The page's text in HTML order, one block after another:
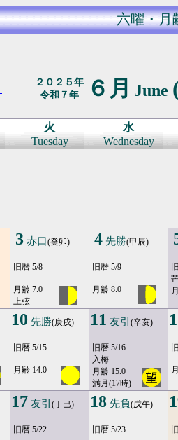
六曜・月
２０２５年
令和７年
６月 June
火
Tuesday
水
Wednesday
3 赤口(癸卯)
旧暦 5/8
月齢 7.0
上弦
4 先勝(甲辰)
旧暦 5/9
月齢 8.0
10 先勝(庚戌)
旧暦 5/15
月齢 14.0
11 友引 (辛亥)
旧暦 5/16
入梅
月齢 15.0
満月(17時)
17 友引 (丁巳)
旧暦 5/22
18 先負(戊午)
旧暦 5/23